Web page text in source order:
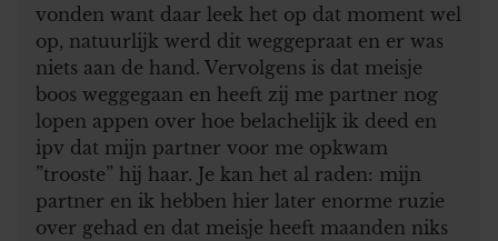
vonden want daar leek het op dat moment wel
op, natuurlijk werd dit weggepraat en er was
niets aan de hand. Vervolgens is dat meisje
boos weggegaan en heeft zij me partner nog
lopen appen over hoe belachelijk ik deed en
ipv dat mijn partner voor me opkwam
”trooste” hij haar. Je kan het al raden: mijn
partner en ik hebben hier later enorme ruzie
over gehad en dat meisje heeft maanden niks